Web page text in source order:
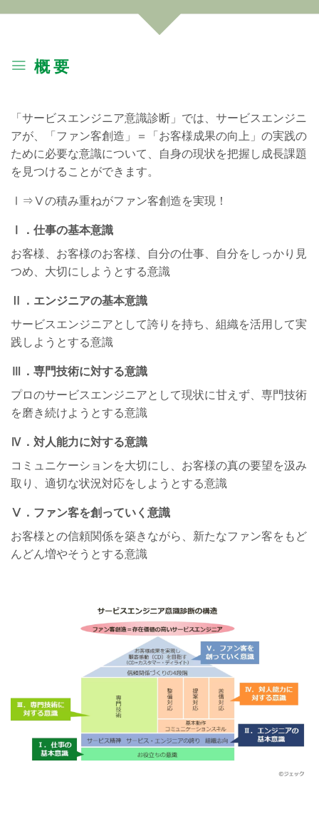
概 要
「サービスエンジニア意識診断」では、サービスエンジニ
アが、「ファン客創造」＝「お客様成果の向上」の実践の
ために必要な意識について、自身の現状を把握し成長課題
を見つけることができます。
Ⅰ⇒Ⅴの積み重ねがファン客創造を実現！
Ⅰ．仕事の基本意識
お客様、お客様のお客様、自分の仕事、自分をしっかり見
つめ、大切にしようとする意識
Ⅱ．エンジニアの基本意識
サービスエンジニアとして誇りを持ち、組織を活用して実
践しようとする意識
Ⅲ．専門技術に対する意識
プロのサービスエンジニアとして現状に甘えず、専門技術
を磨き続けようとする意識
Ⅳ．対人能力に対する意識
コミュニケーションを大切にし、お客様の真の要望を汲み
取り、適切な状況対応をしようとする意識
Ⅴ．ファン客を創っていく意識
お客様との信頼関係を築きながら、新たなファン客をもど
んどん増やそうとする意識